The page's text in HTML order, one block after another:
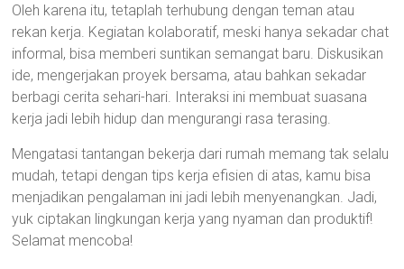
Oleh karena itu, tetaplah terhubung dengan teman atau
rekan kerja. Kegiatan kolaboratif, meski hanya sekadar chat
informal, bisa memberi suntikan semangat baru. Diskusikan
ide, mengerjakan proyek bersama, atau bahkan sekadar
berbagi cerita sehari-hari. Interaksi ini membuat suasana
kerja jadi lebih hidup dan mengurangi rasa terasing.
Mengatasi tantangan bekerja dari rumah memang tak selalu
mudah, tetapi dengan tips kerja efisien di atas, kamu bisa
menjadikan pengalaman ini jadi lebih menyenangkan. Jadi,
yuk ciptakan lingkungan kerja yang nyaman dan produktif!
Selamat mencoba!